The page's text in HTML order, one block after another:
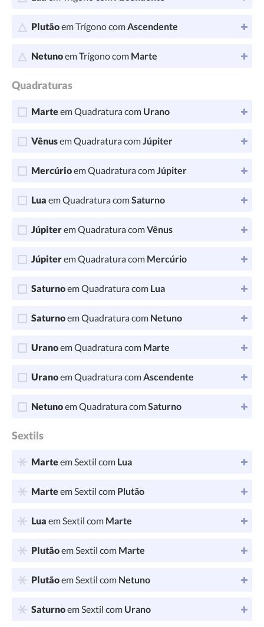
Plutãoem Trígono comAscendente
Netunoem Trígono com Marte
Quadraturas
Marteem Quadratura com Urano
Vênusem Quadratura comJúpiter
Mercúrioem Quadratura comJúpiter
Lua em Quadratura comSaturno
Júpiterem Quadratura comVênus
Júpiterem Quadratura com Mercúrio
Saturnoem Quadratura com Lua
Saturnoem Quadratura com Netuno
Uranoem Quadratura com Marte
Uranoem Quadratura comAscendente
Netunoem Quadratura comSaturno
Sextils
Marteem Sextil com Lua
Marteem Sextil com Plutão
Lua em Sextil com Marte
Plutãoem Sextil com Marte
Plutãoem Sextil com Netuno
Saturnoem Sextil com Urano